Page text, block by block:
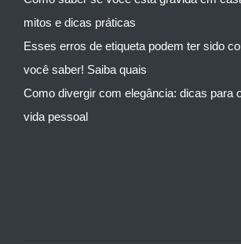
mitos e dicas práticas
Esses erros de etiqueta podem ter sido
você saber! Saiba quais
Como divergir com elegância: dicas para
vida pessoal